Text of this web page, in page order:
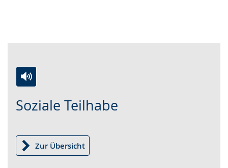
Soziale Teilhabe
Leichten
Audio-
Video
Gebärdensprache
wird
Zur Übersicht